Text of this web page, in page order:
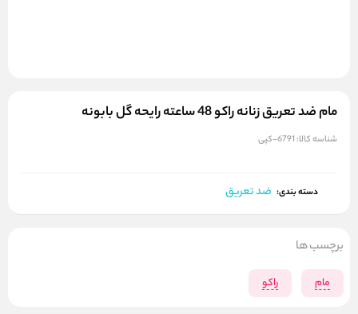
مام ضد تعریق زنانه راکو 48 ساعته رایحه گل بابونه
شناسه کالا: 6791-کپی
دسته بندی: ضد تعریق
برچسب ها
مام راکو